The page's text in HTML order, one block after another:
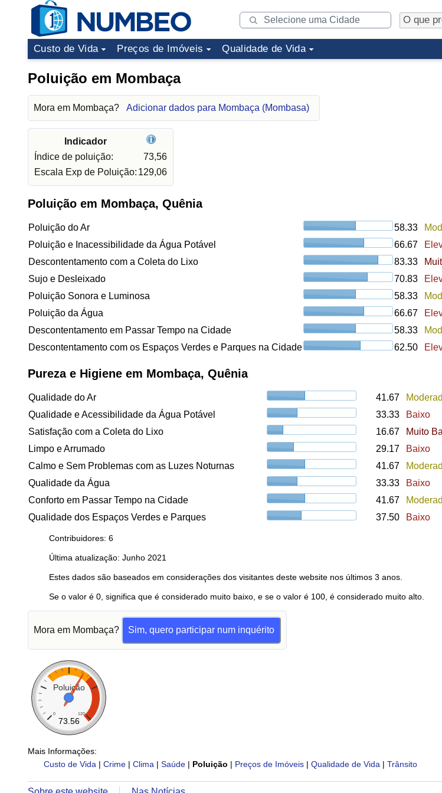
Custo de Vida Preços de Imóveis Qualidade de Vida
Poluição em Mombaça
Mora em Mombaça? Adicionar dados para Mombaça (Mombasa)
Indicador
Índice de poluição:
73,56
Escala Exp de Poluição: 129,06
Poluição em Mombaça, Quênia
Poluição do Ar 58.33
Poluição e Inacessibilidade da Água Potável
66.67
Descontentamento com a Coleta do Lixo
83.33
Sujo e Desleixado
70.83
Poluição Sonora e Luminosa
58.33
Poluição da Água
66.67
Descontentamento em Passar Tempo na Cidade
58.33
Descontentamento com os Espaços Verdes e Parques na Cidade
62.50
Pureza e Higiene em Mombaça, Quênia
Qualidade do Ar 41.67
Qualidade e Acessibilidade da Água Potável
33.33
Baixo
Satisfação com a Coleta do Lixo
16.67
Muito
Limpo e Arrumado
29.17
Baixo
Calmo e Sem Problemas com as Luzes Noturnas
41.67
Qualidade da Água
33.33
Baixo
Conforto em Passar Tempo na Cidade
41.67
Qualidade dos Espaços Verdes e Parques
37.50 Baixo
Contribuidores: 6
Última atualização: Junho 2021
Estes dados são baseados em considerações dos visitantes deste website nos últimos 3 anos.
Se o valor é 0, significa que é considerado muito baixo, e se o valor é 100, é considerado muito alto.
Mora em Mombaça? Sim, quero participar num inquérito
Poluição
0 120
73.56
Mais Informações:
Custo de Vida | Crime | Clima | Saúde | Poluição | Preços de Imóveis | Qualidade de Vida | Trânsito